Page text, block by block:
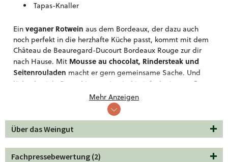
Tapas-Knaller
Ein veganer Rotwein aus dem Bordeaux, der dazu auch
noch perfekt in die herzhafte Küche passt, kommt mit dem
Château de Beauregard-Ducourt Bordeaux Rouge zur dir
nach Hause. Mit Mousse au chocolat, Rindersteak und
Seitenrouladen macht er gern gemeinsame Sache. Und
lädst du viele Freund:innen ein, tisch‘ einfach eine
große
auf. Der Rotwein übernimmt den Rest
macht den Abend unvergesslich
Waldfrucht, Lakritz und Vanille
trockenen
Bordeaux Rougeraus. Kein Wunder, dass er auch als
Solowein auf dem Sofa oder in der Badewanne begeistert.
Mehr Anzeigen
Über das Weingut
Fachpressebewertung (2)